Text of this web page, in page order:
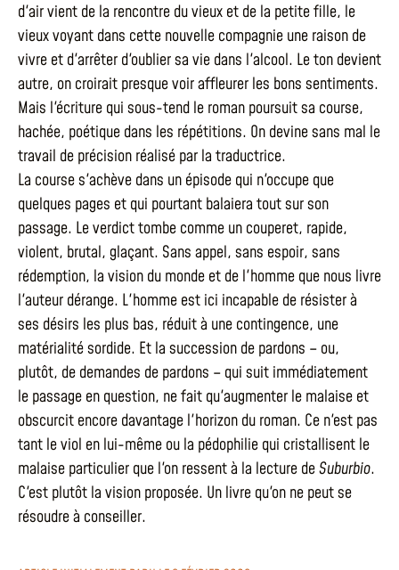
d'air vient de la rencontre du vieux et de la petite fille, le
vieux voyant dans cette nouvelle compagnie une raison de
vivre et d'arrêter d'oublier sa vie dans l'alcool. Le ton devient
autre, on croirait presque voir affleurer les bons sentiments.
Mais l'écriture qui sous-tend le roman poursuit sa course,
hachée, poétique dans les répétitions. On devine sans mal le
travail de précision réalisé par la traductrice.
La course s'achève dans un épisode qui n'occupe que
quelques pages et qui pourtant balaiera tout sur son
passage. Le verdict tombe comme un couperet, rapide,
violent, brutal, glaçant. Sans appel, sans espoir, sans
rédemption, la vision du monde et de l'homme que nous livre
l'auteur dérange. L'homme est ici incapable de résister à
ses désirs les plus bas, réduit à une contingence, une
matérialité sordide. Et la succession de pardons – ou,
plutôt, de demandes de pardons – qui suit immédiatement
le passage en question, ne fait qu'augmenter le malaise et
obscurcit encore davantage l'horizon du roman. Ce n'est pas
tant le viol en lui-même ou la pédophilie qui cristallisent le
malaise particulier que l'on ressent à la lecture deSuburbio.
C'est plutôt la vision proposée. Un livre qu'on ne peut se
résoudre à conseiller.